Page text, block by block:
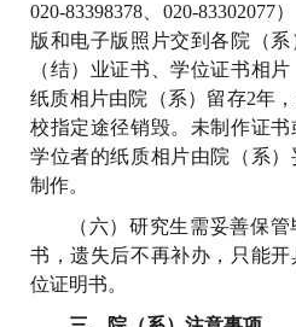
020-83398378、020-
版和电子版照片交到各院（
（结）业证书、学位证书相
纸质相片由院（系）留存2年
校指定途径销毁。未制作证
学位者的纸质相片由院（系
制作。
（六）研究生需妥善保
书，遗失后不再补办，只能
位证明书。